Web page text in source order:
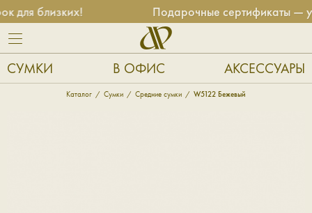
близких! Подарочные сертификаты —
СУМКИ В ОФИС АКСЕССУАРЫ
Каталог Сумки Средние сумки W5122 Бежевый